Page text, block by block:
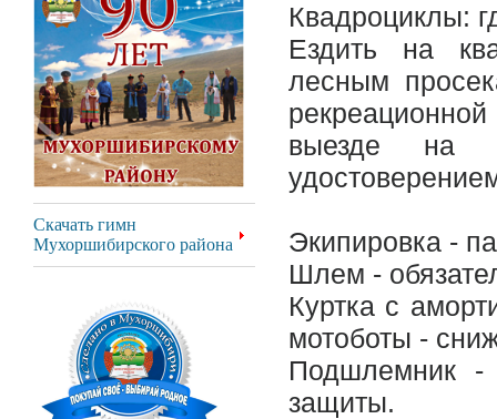
Скачать гимн
Мухоршибирского района
Квадроциклы:
Ездить на
лесным
выезде на
Экипировка -
Шлем -
Куртка с
мотоботы -
Подшлемник -
защиты.